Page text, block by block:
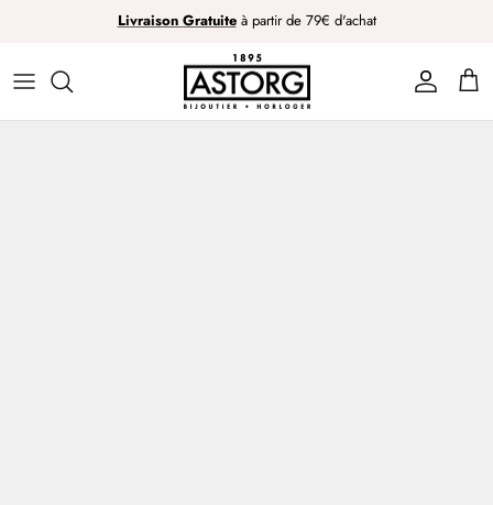
Livraison Gratuiteà partir de 79€ d'achat